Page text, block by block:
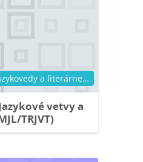
vetvy a
TRJVT)
Ústav maďarskej jazykovedy a literárnej vedy